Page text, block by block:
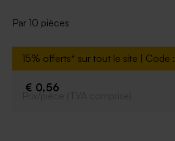
Par 10 pièces
15% offerts* sur tout le site | Code :
€ 0,56
Prix/pièce (TVA comprise)